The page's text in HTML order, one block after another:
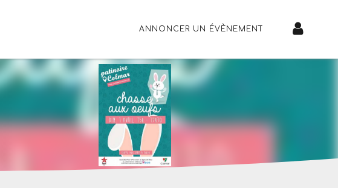
ANNONCER UN ÉVÈNEMENT